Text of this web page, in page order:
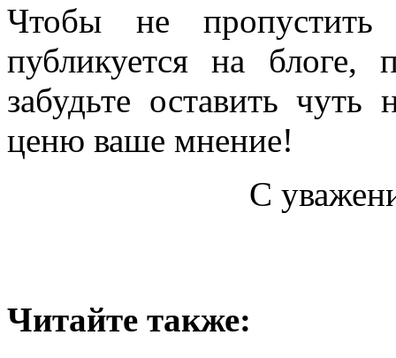
Чтобы не
публикуется на блоге,
забудьте оставить
ценю ваше мнение!
С
Читайте также: